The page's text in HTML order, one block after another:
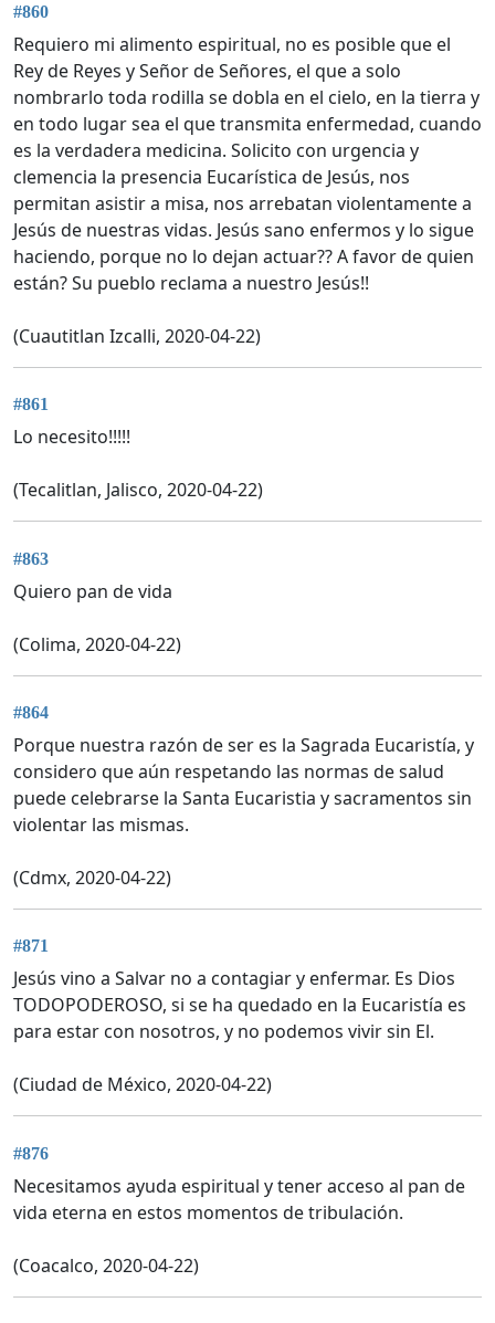
#860
Requiero mi alimento espiritual, no es posible que el
Rey de Reyes y Señor de Señores, el que a solo
nombrarlo toda rodilla se dobla en el cielo, en la tierra y
en todo lugar sea el que transmita enfermedad, cuando
es la verdadera medicina. Solicito con urgencia y
clemencia la presencia Eucarística de Jesús, nos
permitan asistir a misa, nos arrebatan violentamente a
Jesús de nuestras vidas. Jesús sano enfermos y lo sigue
haciendo, porque no lo dejan actuar?? A favor de quien
están? Su pueblo reclama a nuestro Jesús!!
(Cuautitlan Izcalli, 2020-04-22)
#861
Lo necesito!!!!!
(Tecalitlan, Jalisco, 2020-04-22)
#863
Quiero pan de vida
(Colima, 2020-04-22)
#864
Porque nuestra razón de ser es la Sagrada Eucaristía, y
considero que aún respetando las normas de salud
puede celebrarse la Santa Eucaristia y sacramentos sin
violentar las mismas.
(Cdmx, 2020-04-22)
#871
Jesús vino a Salvar no a contagiar y enfermar. Es Dios
TODOPODEROSO, si se ha quedado en la Eucaristía es
para estar con nosotros, y no podemos vivir sin El.
(Ciudad de México, 2020-04-22)
#876
Necesitamos ayuda espiritual y tener acceso al pan de
vida eterna en estos momentos de tribulación.
(Coacalco, 2020-04-22)